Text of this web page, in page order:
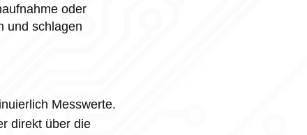
oder
und schlagen
Messwerte.
direkt über die